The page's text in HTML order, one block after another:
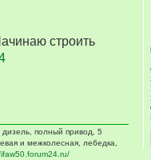
строить
полный привод, 5
и межколесная, лебедка,